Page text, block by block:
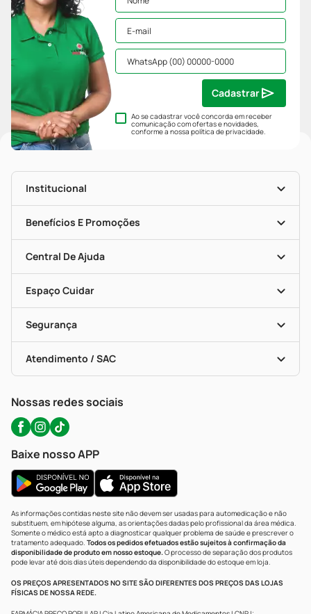
Ao se cadastrar você concorda em receber
comunicação com ofertas e novidades,
conforme a nossapolítica de privacidade.
Cadastrar
Institucional
História
Nossas Lojas
Mapa De Categorias
Blog Da PP
Seja Uma Loja Parceira
Benefícios E Promoções
Clube PP
Convênios
Programa Popular Do Brasil
Encarte De Ofertas
Dermaclub
Descontos De Laboratório (PBM)
Cupons E Ofertas
Central De Ajuda
Entrega
Recompra Programada
Compras Com Receita
Alomed (tele-Entrega)
Formas De Pagamento
Troca E Devolução
Bulas De A A Z
Políticas De Marketplace
Espaço Cuidar
Vacinas
Serviços Farmacêuticos
Testes Rápidos
Autoteste Covid-19
Segurança
Certificado De Segurança
Portal Da Privacidade
Atendimento / SAC
WhatsApp (47) 9202-1687
Nossas redes sociais
Baixe nosso APP
As informações contidas neste site não devem ser usadas para automedicação e não
substituem, em hipótese alguma, as orientações dadas pelo profissional da área médica.
Somente o médico está apto a diagnosticar qualquer problema de saúde e prescrever o
tratamento adequado. Todos os pedidos efetuados estão sujeitos à confirmação da
disponibilidade de produto em nosso estoque.O processo de separação dos produtos
pode levar até dois dias úteis dependendo da disponibilidade do estoque em loja.
OS PREÇOS APRESENTADOS NO SITE SÃO DIFERENTES DOS PREÇOS DAS LOJAS
FÍSICAS DE NOSSA REDE.